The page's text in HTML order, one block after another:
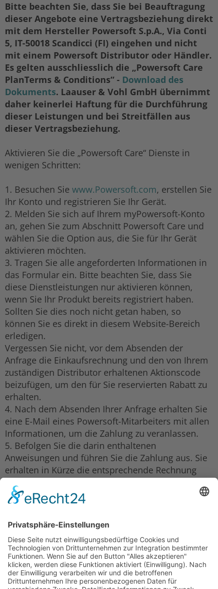
Bitte beachten Sie, dass Sie bei Beauftragung
dieser Angebote eine Vertragsbeziehung direkt
mit dem Hersteller Powersoft S.p.A., Via Conti
5, IT-50018 Scandicci (FI) eingehen und nicht
mit einem Powersoft Distributor oder Händler.
Es gelten ausschliesslich die „Powersoft Care
PlanTerms & Conditions“ - Download des
Dokuments. Laauser & Vohl GmbH übernimmt
daher keinerlei Haftung für die Durchführung
dieser Leistungen und bei Streitfällen aus
dieser Vertragsbeziehung.
Aktivieren Sie die „Powersoft Care“ Dienste in
wenigen Schritten:
1. Besuchen Sie www.Powersoft.com, erstellen Sie
Ihr Konto und registrieren Sie Ihr Gerät.
2. Melden Sie sich auf Ihrem myPowersoft-Konto
an, gehen Sie zum Abschnitt Powersoft Care und
wählen Sie die Option aus, die Sie für Ihr Gerät
aktivieren möchten.
3. Tragen Sie alle angeforderten Informationen in
das Formular ein. Bitte beachten Sie, dass Sie
diese Dienstleistungen nur aktivieren können,
wenn Sie Ihr Produkt bereits registriert haben.
Sollten Sie dies noch nicht getan haben, so
können Sie es direkt in diesem Website-Bereich
erledigen.
Vergessen Sie nicht, vor dem Absenden der
Anfrage die Einkaufsrechnung und den von Ihrem
zuständigen Distributor erhaltenen Aktionscode
beizufügen, um den für Sie reservierten Rabatt zu
erhalten.
4. Nach dem Absenden Ihrer Anfrage erhalten Sie
eine E-Mail eines Powersoft-Mitarbeiters mit allen
Informationen, um die Zahlung zu veranlassen.
5. Befolgen Sie die darin enthaltenen
Anweisungen und führen Sie die Zahlung aus. Sie
erhalten in Kürze die entsprechende Rechnung
6. Viel Spaß mit Ihrem Powersoft Gerät!
Für weitere Informationen über Bedingungen oder
jede Art von Support wenden Sie sich bitte an
Ihren Distributor!
Zurück